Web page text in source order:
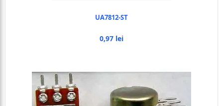
UA7812-ST
0,97 lei